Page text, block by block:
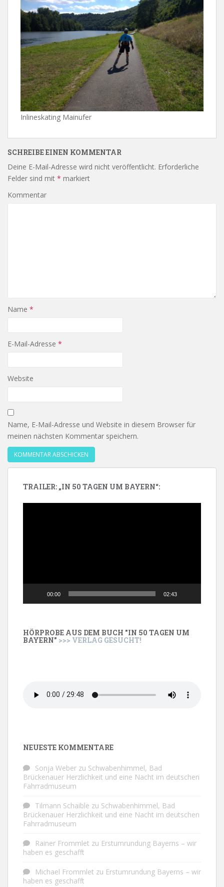
Inlineskating Mainufer
SCHREIBE EINEN KOMMENTAR
Deine E-Mail-Adresse wird nicht veröffentlicht. Erforderliche
Felder sind mit * markiert
Kommentar
Name *
E-Mail-Adresse *
Website
Name, E-Mail-Adresse und Website in diesem Browser für
meinen nächsten Kommentar speichern.
TRAILER: „IN 50 TAGEN UM BAYERN“:
00:00 02:43
HÖRPROBE AUS DEM BUCH "IN 50 TAGEN UM
BAYERN" >>> VERLAG GESUCHT!
NEUESTE KOMMENTARE
Sonja Weber zu Schwabenhimmel, Bad
Brückenauer Herzlichkeit und eine Nacht im deutschen
Fahrradmuseum
Tilmann Schaible zu Schwabenhimmel, Bad
Brückenauer Herzlichkeit und eine Nacht im deutschen
Fahrradmuseum
Rainer Frommlet zu Erstumrundung Bayerns – wir
haben es geschafft
Michael Frommlet zu Erstumrundung Bayerns – wir
haben es geschafft